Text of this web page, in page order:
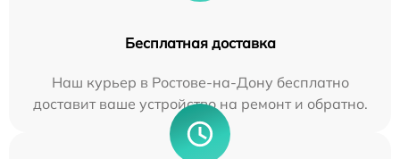
Бесплатная доставка
Наш курьер в Ростове-на-Дону бесплатно
доставит ваше устройство на ремонт и обратно.